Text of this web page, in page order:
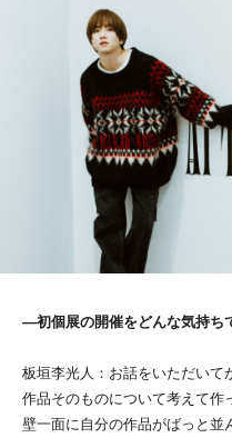
―初個展の開催をどんな気持ち
板垣李光人：お話をいただいて
作品そのものについて考えて作
壁一面に自分の作品がばっと並